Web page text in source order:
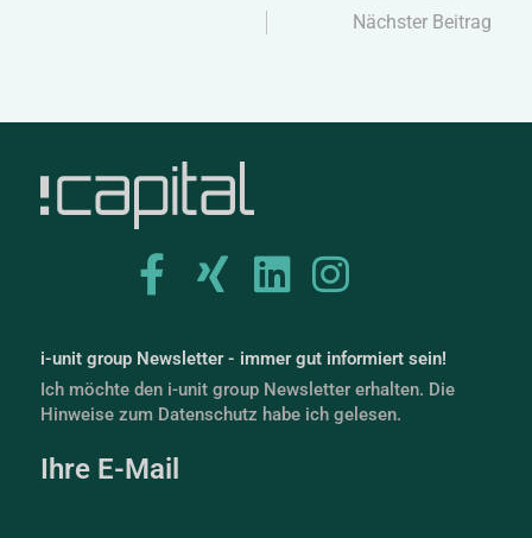
Nächster Beitrag
i-unit group Newsletter - immer gut informiert sein!
Ich möchte den i-unit group Newsletter erhalten. Die
Hinweise zum Datenschutz habe ich gelesen.
Ihre E-Mail